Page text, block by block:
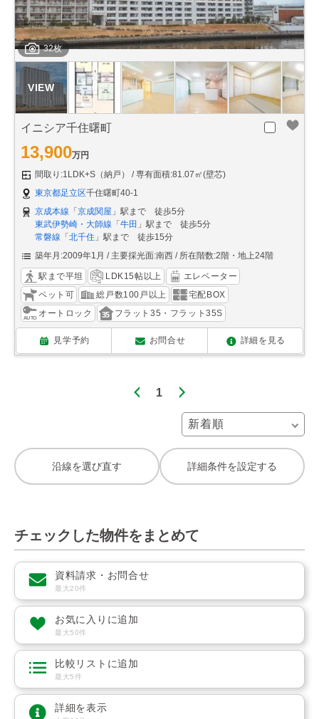
32枚
イニシア千住曙町
13,900万円
間取り:1LDK+S（納戸）
専有面積:81.07㎡(壁芯)
東京都足立区千住曙町40-1
京成本線 「 京成関屋 」駅まで 徒歩5分
東武伊勢崎・大師線 「 牛田 」駅まで 徒歩5分
常磐線 「 北千住 」駅まで 徒歩15分
築年月:2009年1月
主要採光面:南西 所在階数:2階・地上24階
駅まで平坦 LDK15帖以上
エレベーター
ペット可
総戸数100戸以上
宅配BOX
オートロック
フラット35・フラット35S
見学予約 お問合せ 詳細を見る
1
沿線を選び直す 詳細条件を設定する
チェックした物件をまとめて
資料請求・お問合せ
最大20件
お気に入りに追加
最大50件
比較リストに追加
最大5件
詳細を表示